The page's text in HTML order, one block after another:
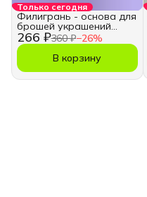
Только сегодня
266 ₽360 ₽−26%
Филигрань - основа для
брошей украшений
рукоделия
В корзину